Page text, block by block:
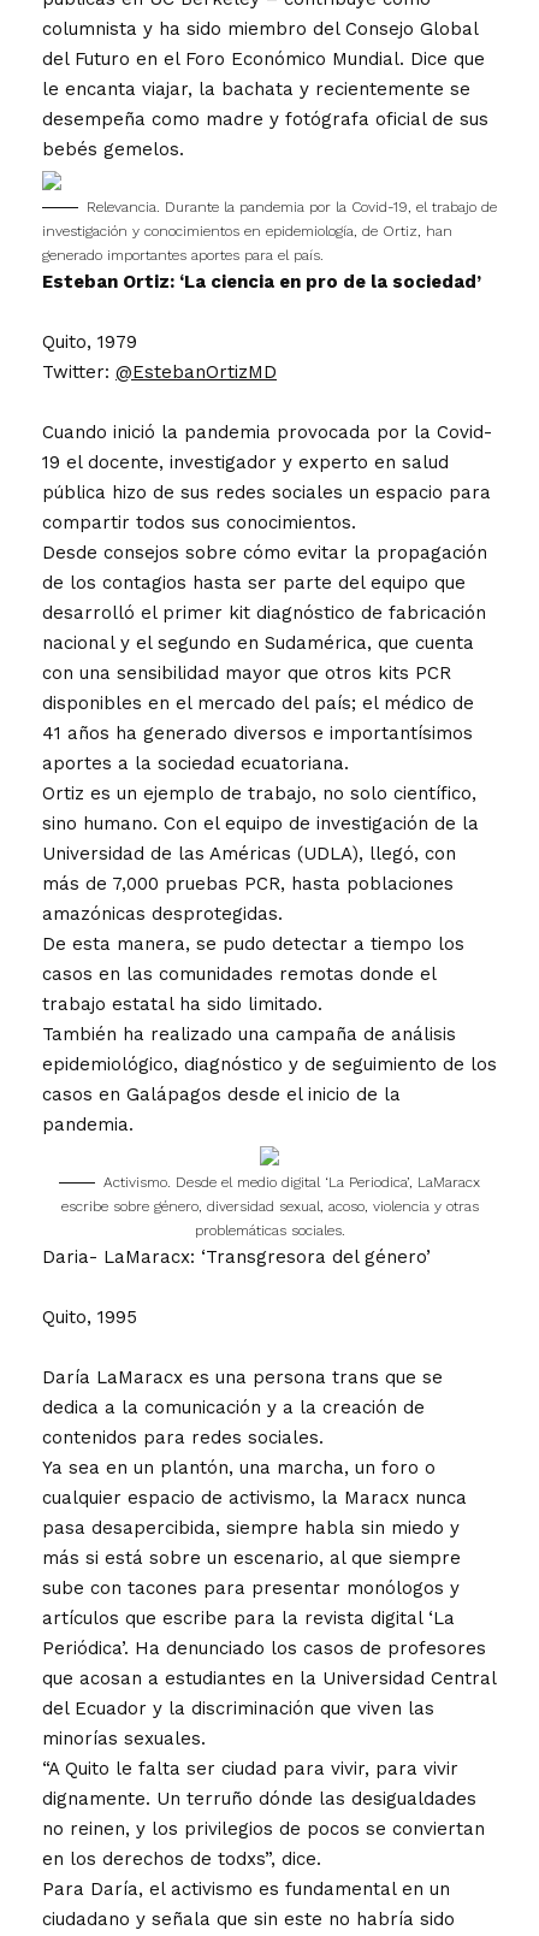
columnista y ha sido miembro del Consejo Global
del Futuro en el Foro Económico Mundial. Dice que
le encanta viajar, la bachata y recientemente se
desempeña como madre y fotógrafa oficial de sus
bebés gemelos.
Relevancia. Durante la pandemia por la Covid-19, el trabajo de
investigación y conocimientos en epidemiología, de Ortiz, han
generado importantes aportes para el país.
Esteban Ortiz: ‘La ciencia en pro de la sociedad’
Quito, 1979
Twitter: @EstebanOrtizMD
Cuando inició la pandemia provocada por la Covid-
19 el docente, investigador y experto en salud
pública hizo de sus redes sociales un espacio para
compartir todos sus conocimientos.
Desde consejos sobre cómo evitar la propagación
de los contagios hasta ser parte del equipo que
desarrolló el primer kit diagnóstico de fabricación
nacional y el segundo en Sudamérica, que cuenta
con una sensibilidad mayor que otros kits PCR
disponibles en el mercado del país; el médico de
41 años ha generado diversos e importantísimos
aportes a la sociedad ecuatoriana.
Ortiz es un ejemplo de trabajo, no solo científico,
sino humano. Con el equipo de investigación de la
Universidad de las Américas (UDLA), llegó, con
más de 7,000 pruebas PCR, hasta poblaciones
amazónicas desprotegidas.
De esta manera, se pudo detectar a tiempo los
casos en las comunidades remotas donde el
trabajo estatal ha sido limitado.
También ha realizado una campaña de análisis
epidemiológico, diagnóstico y de seguimiento de los
casos en Galápagos desde el inicio de la
pandemia.
Activismo. Desde el medio digital ‘La Periodica’, LaMaracx
escribe sobre género, diversidad sexual, acoso, violencia y otras
problemáticas sociales.
Daria- LaMaracx: ‘Transgresora del género’
Quito, 1995
Daría LaMaracx es una persona trans que se
dedica a la comunicación y a la creación de
contenidos para redes sociales.
Ya sea en un plantón, una marcha, un foro o
cualquier espacio de activismo, la Maracx nunca
pasa desapercibida, siempre habla sin miedo y
más si está sobre un escenario, al que siempre
sube con tacones para presentar monólogos y
artículos que escribe para la revista digital ‘La
Periódica’. Ha denunciado los casos de profesores
que acosan a estudiantes en la Universidad Central
del Ecuador y la discriminación que viven las
minorías sexuales.
“A Quito le falta ser ciudad para vivir, para vivir
dignamente. Un terruño dónde las desigualdades
no reinen, y los privilegios de pocos se conviertan
en los derechos de todxs”, dice.
Para Daría, el activismo es fundamental en un
ciudadano y señala que sin este no habría sido